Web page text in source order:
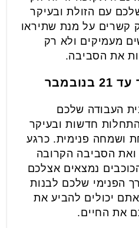
עם הזולת ובעיקר
קשרים על מנת שתיראו
מעמיקים ולא רק
את הסביבה.
העבודה שלכם
חדשות ובעיקר
ושמחה פנימית. כרגע
הסביבה הקרובה
נמצאים אצלכם
הפנימי שלכם לבנות
יכולים להביע את
את החיים.